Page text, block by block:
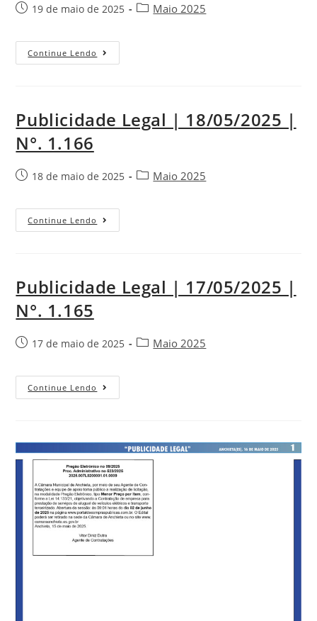
19 de maio de 2025 Maio 2025
Continue Lendo
Publicidade Legal | 18/05/2025 |
N°. 1.166
18 de maio de 2025 Maio 2025
Continue Lendo
Publicidade Legal | 17/05/2025 |
N°. 1.165
17 de maio de 2025 Maio 2025
Continue Lendo